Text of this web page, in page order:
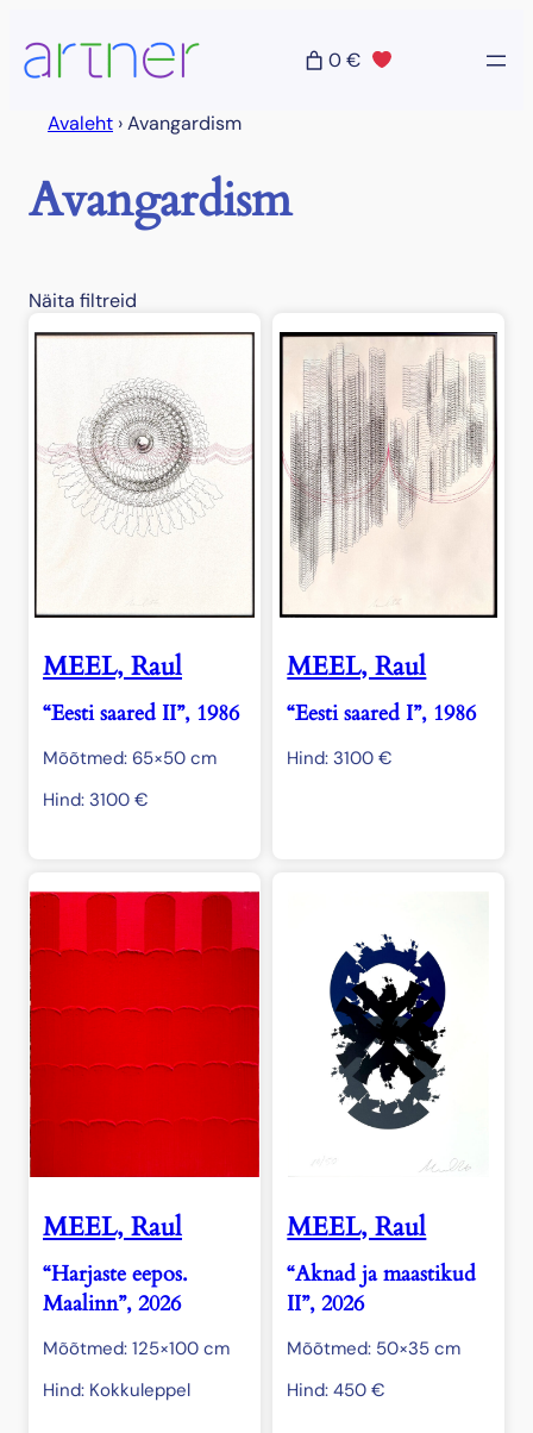
sisu
juurde
0 €
Avaleht ›Avangardism
Avangardism
Näita filtreid
MEEL, Raul
“Eesti saared II”, 1986
Mõõtmed: 65×50 cm
Hind: 3100 €
MEEL, Raul
“Eesti saared I”, 1986
Hind:3100€
MEEL, Raul
“Harjaste eepos.
Maalinn”, 2026
Mõõtmed: 125×100 cm
Hind: Kokkuleppel
MEEL, Raul
“Aknad ja maastikud
II”, 2026
Mõõtmed: 50×35 cm
Hind:450€